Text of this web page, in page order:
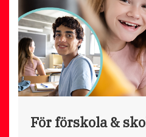
För förskola &